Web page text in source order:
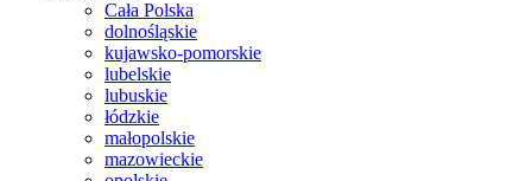
Cała Polska
dolnośląskie
kujawsko-pomorskie
lubelskie
lubuskie
łódzkie
małopolskie
mazowieckie